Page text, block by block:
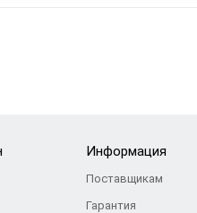
Информация
Поставщикам
Гарантия